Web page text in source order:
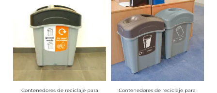
Contenedores de reciclaje para
Contenedores de reciclaje para